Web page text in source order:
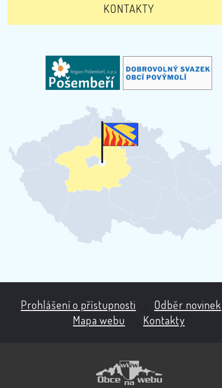
KONTAKTY
Prohlášení o přístupnosti Odběr novinek
Mapa webu
Kontakty